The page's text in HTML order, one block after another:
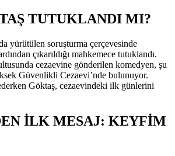
TUTUKLANDI MI?
yürütülen soruşturma çerçevesinde
çıkarıldığı mahkemece tutuklandı.
cezaevine gönderilen komedyen, şu
Güvenlikli Cezaevi’nde bulunuyor.
Göktaş, cezaevindeki ilk günlerini
İLK MESAJ: KEYFİM